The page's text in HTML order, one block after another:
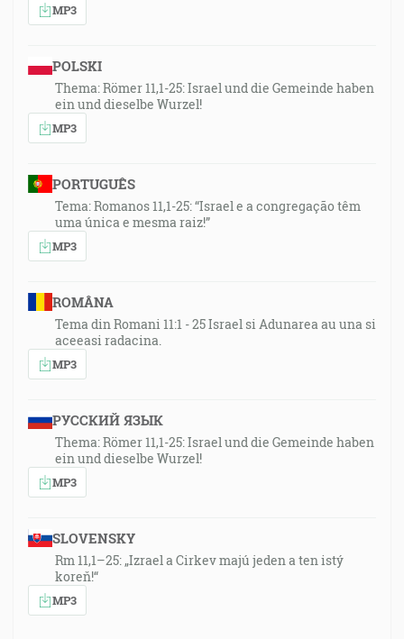
MP3
POLSKI
Thema: Römer 11,1-25: Israel und die Gemeinde haben
ein und dieselbe Wurzel!
MP3
PORTUGUÊS
Tema: Romanos 11,1-25: “Israel e a congregação têm
uma única e mesma raiz!”
MP3
ROMÂNA
Tema din Romani 11:1 - 25 Israel si Adunarea au una si
aceeasi radacina.
MP3
РУССКИЙ ЯЗЫК
Thema: Römer 11,1-25: Israel und die Gemeinde haben
ein und dieselbe Wurzel!
MP3
SLOVENSKY
Rm 11,1–25: „Izrael a Cirkev majú jeden a ten istý
koreň!“
MP3